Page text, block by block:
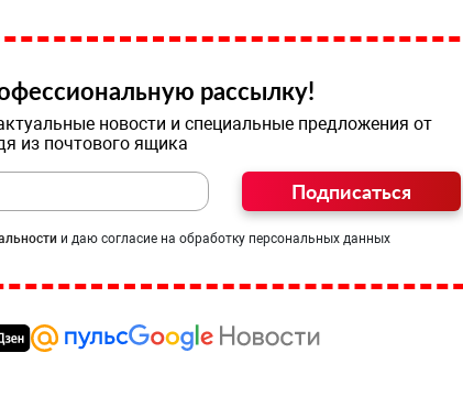
рассылку!
новости и специальные предложения от
из почтового ящика
Подписаться
и даю согласие на обработку персональных данных